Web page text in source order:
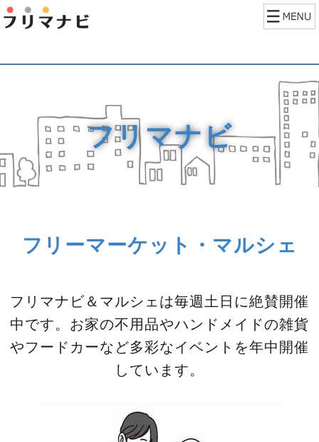
フリマナビ
フリーマーケット・マルシェ
フリマナビ＆マルシェは毎週土日に絶賛開催
中です。お家の不用品やハンドメイドの雑貨
やフードカーなど多彩なイベントを年中開催
しています。